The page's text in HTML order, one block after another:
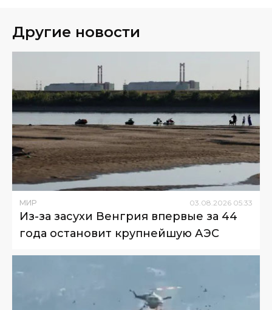
Другие новости
МИР 03.08.2026 05:33
Из-за засухи Венгрия впервые за 44
года остановит крупнейшую АЭС